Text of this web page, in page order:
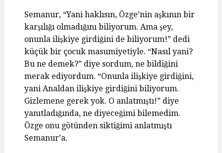
Semanur, “Yani haklısın, Özge’nin aşkının bir
karşılığı olmadığını biliyorum. Ama şey,
onunla ilişkiye girdiğini de biliyorum!” dedi
küçük bir çocuk masumiyetiyle. “Nasıl yani?
Bu ne demek?” diye sordum, ne bildiğini
merak ediyordum. “Onunla ilişkiye girdiğini,
yani Analdan ilişkiye girdiğini biliyorum.
Gizlemene gerek yok. O anlatmıştı!” diye
yanıtladığında, ne diyeceğimi bilemedim.
Özge onu götünden siktiğimi anlatmıştı
Semanur’a.